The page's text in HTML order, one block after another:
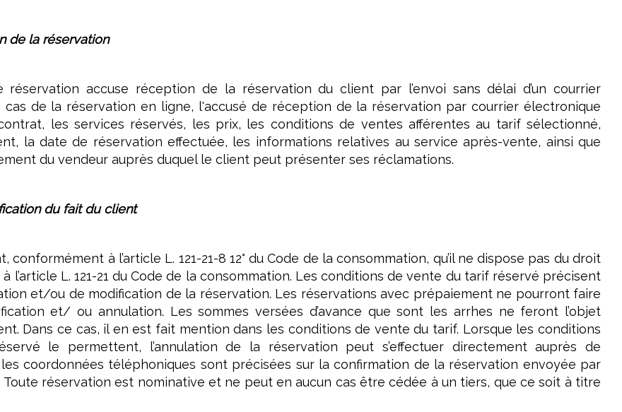
de la réservation
accuse réception de la réservation du client par l’envoi sans délai d’un courrier
cas de la réservation en ligne, l'accusé de réception de la réservation par courrier électronique
les services réservés, les prix, les conditions de ventes afférentes au tarif sélectionné,
la date de réservation effectuée, les informations relatives au service après-vente, ainsi que
du vendeur auprès duquel le client peut présenter ses réclamations.
du fait du client
conformément à l’article L. 121-21-8 12° du Code de la consommation, qu’il ne dispose pas du droit
l’article L. 121-21 du Code de la consommation. Les conditions de vente du tarif réservé précisent
et/ou de modification de la réservation. Les réservations avec prépaiement ne pourront faire
et/ ou annulation. Les sommes versées d’avance que sont les arrhes ne feront l’objet
Dans ce cas, il en est fait mention dans les conditions de vente du tarif. Lorsque les conditions
le permettent, l’annulation de la réservation peut s’effectuer directement auprès de
les coordonnées téléphoniques sont précisées sur la confirmation de la réservation envoyée par
réservation est nominative et ne peut en aucun cas être cédée à un tiers, que ce soit à titre